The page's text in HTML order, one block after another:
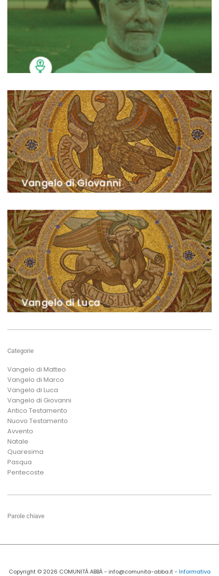
Categorie
Vangelo di Matteo
Vangelo di Marco
Vangelo di Luca
Vangelo di Giovanni
Antico Testamento
Nuovo Testamento
Avvento
Natale
Quaresima
Pasqua
Pentecoste
Parole chiave
Copyright © 2026 COMUNITÀ ABBÀ - info@comunita-abba.it - Informativa